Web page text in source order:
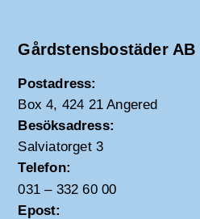
Gårdstensbostäder AB
Postadress:
Box 4, 424 21 Angered
Besöksadress:
Salviatorget 3
Telefon:
031 – 332 60 00
Epost: